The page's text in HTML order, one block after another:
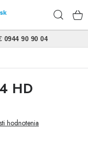
• 0944 90 90 04
HD
hodnotenia